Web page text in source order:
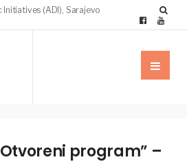
(ADI), Sarajevo
program” –